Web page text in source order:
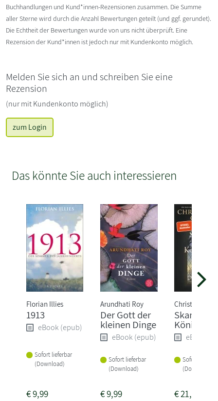
Buchhandlungen und Kund*innen-Rezensionen zusammen. Die Summe
aller Sterne wird durch die Anzahl Bewertungen geteilt (und ggf. gerundet).
Die Echtheit der Bewertungen wurde von uns nicht überprüft. Eine
Rezension der Kund*innen ist jedoch nur mit Kundenkonto möglich.
Melden Sie sich an und schreiben Sie eine
Rezension
(nur mit Kundenkonto möglich)
zum Login
Das könnte Sie auch interessieren
Florian Illies
1913
eBook (epub)
Sofort lieferbar
(Download)
€9,99
Arundhati Roy
Der Gott der
kleinen Dinge
eBook (epub)
Sofort lieferbar
(Download)
€9,99
Christopher
Skandal in
eBook
Sofort
(Download)
€21,99